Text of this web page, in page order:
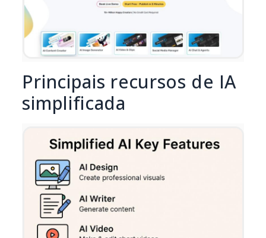
Principais recursos de IA
simplificada